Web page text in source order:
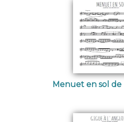
Menuet en sol